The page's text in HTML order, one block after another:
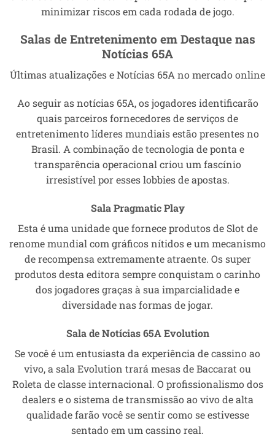
minimizar riscos em cada rodada de jogo.
Salas de Entretenimento em Destaque nas
Notícias 65A
Últimas atualizações e Notícias 65A no mercado online
Ao seguir as notícias 65A, os jogadores identificarão
quais parceiros fornecedores de serviços de
entretenimento líderes mundiais estão presentes no
Brasil. A combinação de tecnologia de ponta e
transparência operacional criou um fascínio
irresistível por esses lobbies de apostas.
Sala Pragmatic Play
Esta é uma unidade que fornece produtos de Slot de
renome mundial com gráficos nítidos e um mecanismo
de recompensa extremamente atraente. Os super
produtos desta editora sempre conquistam o carinho
dos jogadores graças à sua imparcialidade e
diversidade nas formas de jogar.
Sala de Notícias 65A Evolution
Se você é um entusiasta da experiência de cassino ao
vivo, a sala Evolution trará mesas de Baccarat ou
Roleta de classe internacional. O profissionalismo dos
dealers e o sistema de transmissão ao vivo de alta
qualidade farão você se sentir como se estivesse
sentado em um cassino real.